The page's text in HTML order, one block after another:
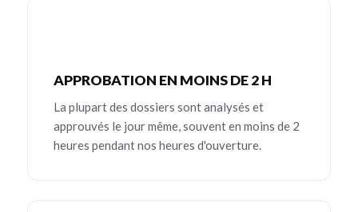
APPROBATION EN MOINS DE 2 H
La plupart des dossiers sont analysés et
approuvés le jour même, souvent en moins de 2
heures pendant nos heures d'ouverture.